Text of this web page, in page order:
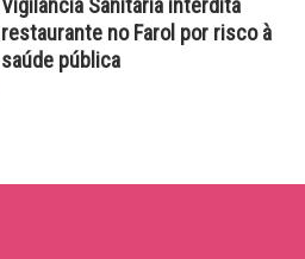
Vigilância Sanitária interdita
restaurante no Farol por risco à
saúde pública